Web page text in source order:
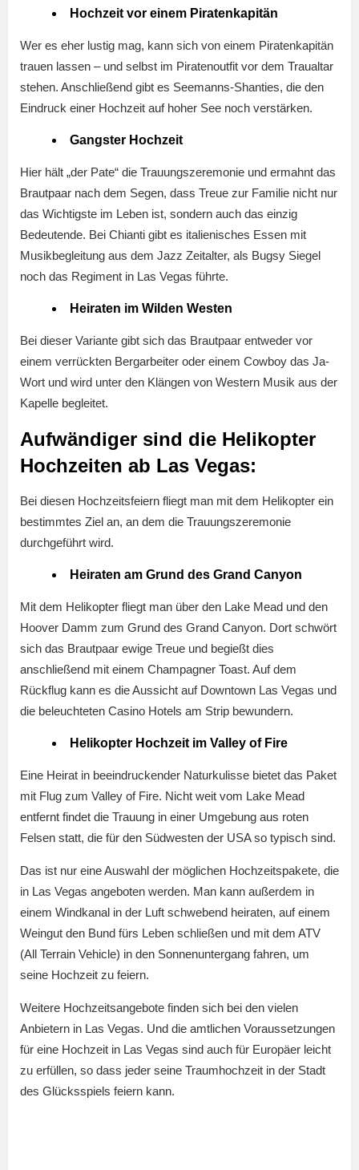
Hochzeit vor einem Piratenkapitän
Wer es eher lustig mag, kann sich von einem Piratenkapitän
trauen lassen – und selbst im Piratenoutfit vor dem Traualtar
stehen. Anschließend gibt es Seemanns-Shanties, die den
Eindruck einer Hochzeit auf hoher See noch verstärken.
Gangster Hochzeit
Hier hält „der Pate“ die Trauungszeremonie und ermahnt das
Brautpaar nach dem Segen, dass Treue zur Familie nicht nur
das Wichtigste im Leben ist, sondern auch das einzig
Bedeutende. Bei Chianti gibt es italienisches Essen mit
Musikbegleitung aus dem Jazz Zeitalter, als Bugsy Siegel
noch das Regiment in Las Vegas führte.
Heiraten im Wilden Westen
Bei dieser Variante gibt sich das Brautpaar entweder vor
einem verrückten Bergarbeiter oder einem Cowboy das Ja-
Wort und wird unter den Klängen von Western Musik aus der
Kapelle begleitet.
Aufwändiger sind die Helikopter
Hochzeiten ab Las Vegas:
Bei diesen Hochzeitsfeiern fliegt man mit dem Helikopter ein
bestimmtes Ziel an, an dem die Trauungszeremonie
durchgeführt wird.
Heiraten am Grund des Grand Canyon
Mit dem Helikopter fliegt man über den Lake Mead und den
Hoover Damm zum Grund des Grand Canyon. Dort schwört
sich das Brautpaar ewige Treue und begießt dies
anschließend mit einem Champagner Toast. Auf dem
Rückflug kann es die Aussicht auf Downtown Las Vegas und
die beleuchteten Casino Hotels am Strip bewundern.
Helikopter Hochzeit im Valley of Fire
Eine Heirat in beeindruckender Naturkulisse bietet das Paket
mit Flug zum Valley of Fire. Nicht weit vom Lake Mead
entfernt findet die Trauung in einer Umgebung aus roten
Felsen statt, die für den Südwesten der USA so typisch sind.
Das ist nur eine Auswahl der möglichen Hochzeitspakete, die
in Las Vegas angeboten werden. Man kann außerdem in
einem Windkanal in der Luft schwebend heiraten, auf einem
Weingut den Bund fürs Leben schließen und mit dem ATV
(All Terrain Vehicle) in den Sonnenuntergang fahren, um
seine Hochzeit zu feiern.
Weitere Hochzeitsangebote finden sich bei den vielen
Anbietern in Las Vegas. Und die amtlichen Voraussetzungen
für eine Hochzeit in Las Vegas sind auch für Europäer leicht
zu erfüllen, so dass jeder seine Traumhochzeit in der Stadt
des Glücksspiels feiern kann.